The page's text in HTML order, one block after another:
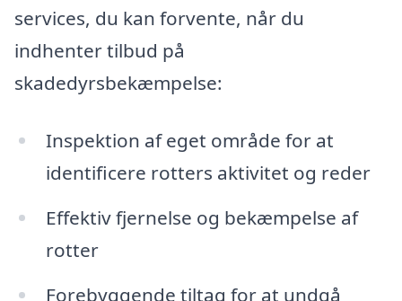
services, du kan forvente, når du
indhenter tilbud på
skadedyrsbekæmpelse:
Inspektion af eget område for at
identificere rotters aktivitet og reder
Effektiv fjernelse og bekæmpelse af
rotter
Forebyggende tiltag for at undgå